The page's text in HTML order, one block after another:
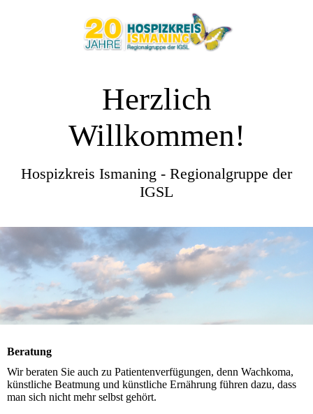
Herzlich
Willkommen!
Hospizkreis Ismaning - Regionalgruppe der
IGSL
Beratung
Wir beraten Sie auch zu Patientenverfügungen, denn Wachkoma,
künstliche Beatmung und künstliche Ernährung führen dazu, dass
man sich nicht mehr selbst gehört.